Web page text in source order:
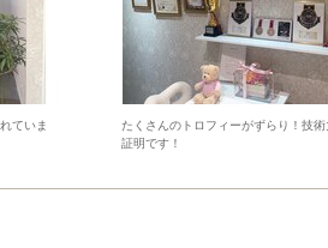
ていま
たくさんのトロフィーがずらり！技
証明です！